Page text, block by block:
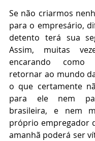
Se não criarmos
para o empresário,
detento terá sua
Assim, muitas
encarando como
retornar ao mundo
o que certamente
para ele nem
brasileira, e nem
próprio empregador
amanhã poderá ser